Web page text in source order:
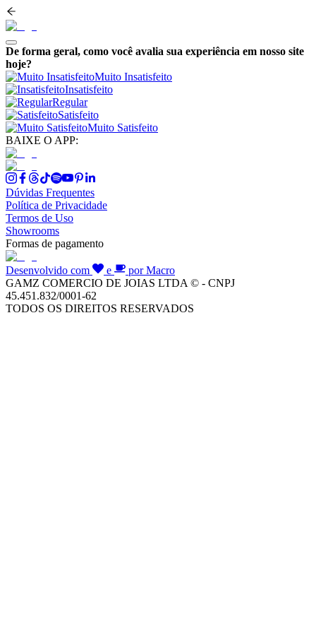
De forma geral, como você avalia sua experiência em nosso site
hoje?
Muito Insatisfeito
Insatisfeito
Regular
Satisfeito
Muito Satisfeito
BAIXE O APP:
Dúvidas Frequentes
Política de Privacidade
Termos de Uso
Showrooms
Formas de pagamento
Desenvolvido com e
por Macro
GAMZ COMERCIO DE JOIAS LTDA © - CNPJ
45.451.832/0001-62
TODOS OS DIREITOS RESERVADOS